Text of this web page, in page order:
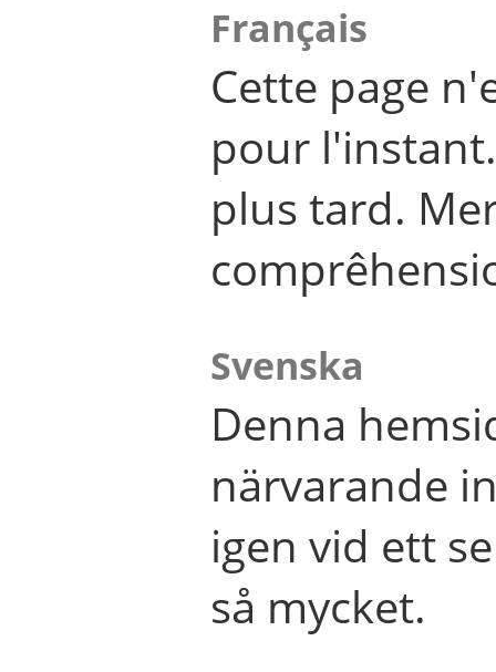
Français
Cette page
pour
plus tard.
Svenska
Denna
närvarande
igen vid ett
så mycket.